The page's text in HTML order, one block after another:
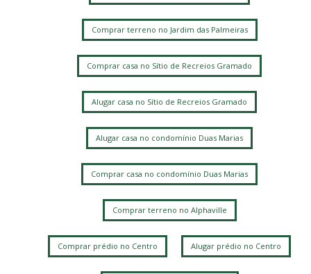
Comprar terreno no Jardim das Palmeiras
Comprar casa no Sítio de Recreios Gramado
Alugar casa no Sítio de Recreios Gramado
Alugar casa no condomínio Duas Marias
Comprar casa no condomínio Duas Marias
Comprar terreno no Alphaville
Comprar prédio no Centro Alugar prédio no Centro